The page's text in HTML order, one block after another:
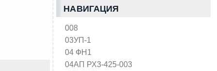
НАВИГАЦИЯ
008
03УП-1
04 ФН1
04АП РХ3-425-003